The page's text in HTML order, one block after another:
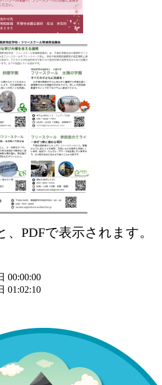
PDFで表示されます。
00:00:00
01:02:10